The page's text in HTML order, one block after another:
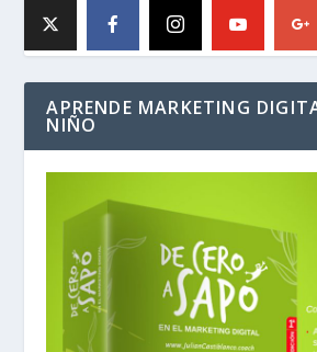
APRENDE MARKETING
NIÑO